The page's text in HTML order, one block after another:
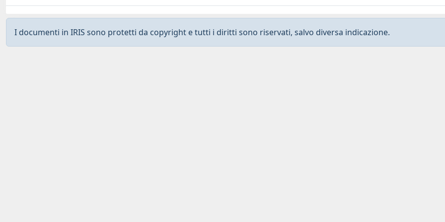
I documenti in IRIS sono protetti da copyright e tutti i diritti sono riservati, salvo diversa indicazione.